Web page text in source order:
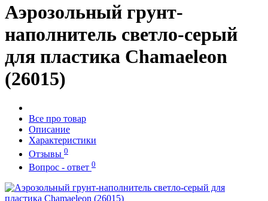
Аэрозольный грунт-
наполнитель светло-серый
для пластика Chamaeleon
(26015)
Все про товар
Описание
Характеристики
Отзывы 0
Вопрос - ответ 0